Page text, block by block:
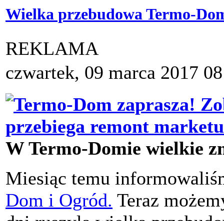
Wielka przebudowa Termo-
REKLAMA
czwartek, 09 marca 2017
W Termo-Domie wielkie
Miesiąc temu
Dom i Ogród. Teraz